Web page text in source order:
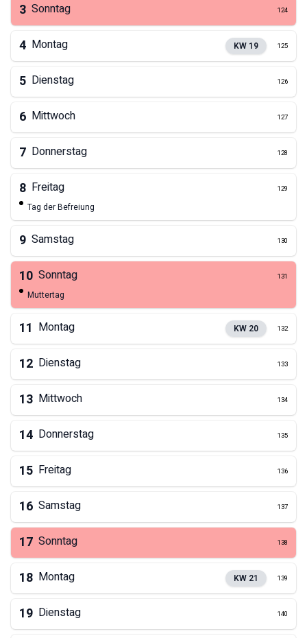
3 Sonntag 124
4 Montag KW 19 125
5 Dienstag 126
6 Mittwoch 127
7 Donnerstag 128
8 Freitag 129
Tag der Befreiung
9 Samstag 130
10 Sonntag 131
Muttertag
11 Montag KW 20 132
12 Dienstag 133
13 Mittwoch 134
14 Donnerstag 135
15 Freitag 136
16 Samstag 137
17 Sonntag 138
18 Montag KW 21 139
19 Dienstag 140